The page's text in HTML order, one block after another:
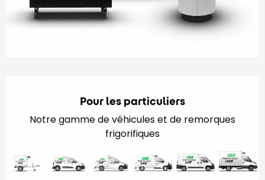
Pour les particuliers
Notre gamme de véhicules et de remorques
frigorifiques